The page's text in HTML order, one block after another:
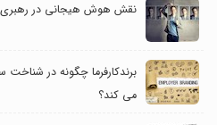
نقش هوش هیجانی در
برندکارفرما چگونه در
می کند؟